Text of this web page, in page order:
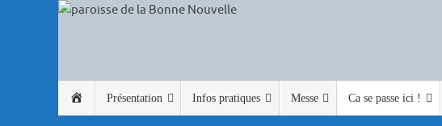
AccueilPrésentation Infos pratiques Messe Ca se passe ici !